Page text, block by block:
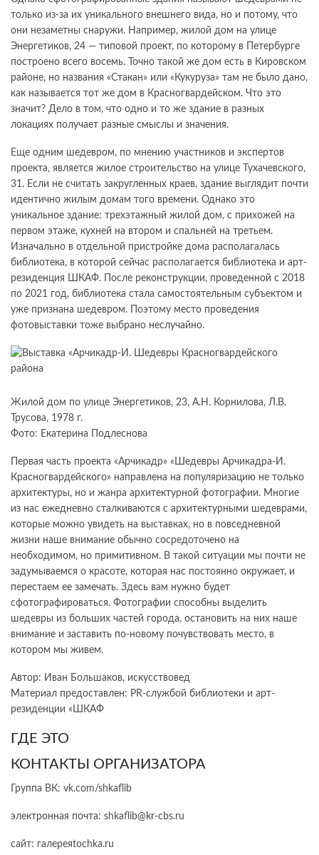
только из-за их уникального внешнего вида, но и потому, что
они незаметны снаружи. Например, жилой дом на улице
Энергетиков, 24 — типовой проект, по которому в Петербурге
построено всего восемь. Точно такой же дом есть в Кировском
районе, но названия «Стакан» или «Кукуруза» там не было дано,
как называется тот же дом в Красногвардейском. Что это
значит? Дело в том, что одно и то же здание в разных
локациях получает разные смыслы и значения.
Еще одним шедевром, по мнению участников и экспертов
проекта, является жилое строительство на улице Тухачевского,
31. Если не считать закругленных краев, здание выглядит почти
идентично жилым домам того времени. Однако это
уникальное здание: трехэтажный жилой дом, с прихожей на
первом этаже, кухней на втором и спальней на третьем.
Изначально в отдельной пристройке дома располагалась
библиотека, в которой сейчас располагается библиотека и арт-
резиденция ШКАФ. После реконструкции, проведенной с 2018
по 2021 год, библиотека стала самостоятельным субъектом и
уже признана шедевром. Поэтому место проведения
фотовыставки тоже выбрано неслучайно.
Жилой дом по улице Энергетиков, 23, А.Н. Корнилова, Л.В.
Трусова, 1978 г.
Фото: Екатерина Подлеснова
Первая часть проекта «Арчикадр» «Шедевры Арчикадра-И.
Красногвардейского» направлена ​​на популяризацию не только
архитектуры, но и жанра архитектурной фотографии. Многие
из нас ежедневно сталкиваются с архитектурными шедеврами,
которые можно увидеть на выставках, но в повседневной
жизни наше внимание обычно сосредоточено на
необходимом, но примитивном. В такой ситуации мы почти не
задумываемся о красоте, которая нас постоянно окружает, и
перестаем ее замечать. Здесь вам нужно будет
сфотографироваться. Фотографии способны выделить
шедевры из больших частей города, остановить на них наше
внимание и заставить по-новому почувствовать место, в
котором мы живем.
Автор: Иван Большаков, искусствовед
Материал предоставлен: PR-службой библиотеки и арт-
резиденции «ШКАФ
ГДЕ ЭТО
КОНТАКТЫ ОРГАНИЗАТОРА
Группа ВК: vk.com/shkaflib
электронная почта: shkaflib@kr-cbs.ru
сайт: галереяtochka.ru